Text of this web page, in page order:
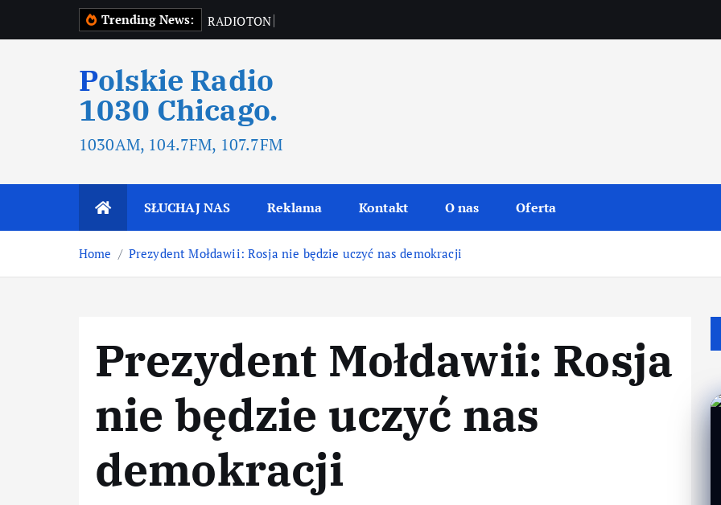
Trending News: RADIOTON
Polskie Radio
1030 Chicago.
1030AM, 104.7FM, 107.7FM
SŁUCHAJ NAS Reklama Kontakt O nas Oferta
Home Prezydent Mołdawii: Rosja nie będzie uczyć nas demokracji
Prezydent Mołdawii: Rosja
nie będzie uczyć nas
demokracji